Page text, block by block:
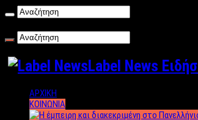
Label News
ΑΡΧΙΚΗ
ΚΟΙΝΩΝΙΑ